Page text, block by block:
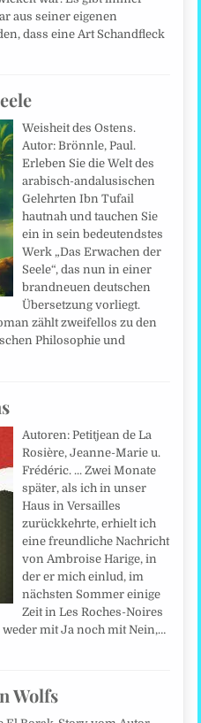
aus seiner eigenen
dass eine Art Schandfleck
Weisheit des Ostens.
Autor: Brönnle, Paul.
Erleben Sie die Welt des
arabisch-andalusischen
Gelehrten Ibn Tufail
hautnah und tauchen Sie
ein in sein bedeutendstes
Werk „Das Erwachen der
Seele“, das nun in einer
brandneuen deutschen
Übersetzung vorliegt.
zählt zweifellos zu den
Philosophie und
Autoren: Petitjean de La
Rosière, Jeanne-Marie u.
Frédéric. ... Zwei Monate
später, als ich in unser
Haus in Versailles
zurückkehrte, erhielt ich
eine freundliche Nachricht
von Ambroise Harige, in
der er mich einlud, im
nächsten Sommer einige
Zeit in Les Roches-Noires
mit Ja noch mit Nein,…
Wolfs